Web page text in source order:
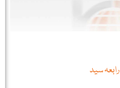
رابعہ سید